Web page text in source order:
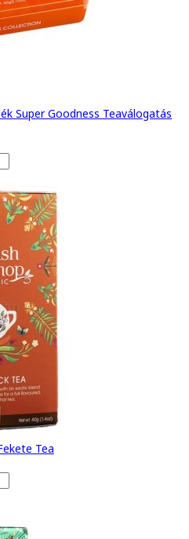
Super Goodness Teaválogatás
Tea